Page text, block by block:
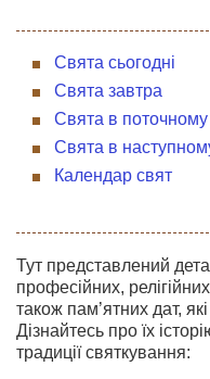
Свята сьогодні
Свята завтра
Свята в поточному
Свята в
Календар свят
Тут представлений
професійних,
також пам’ятних дат,
Дізнайтесь про їх
традиції святкування: